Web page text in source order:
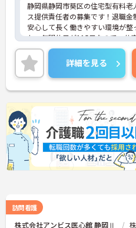
静岡県静岡市葵区の住宅型有料老
ス提供責任者の募集です！退職金
安心して長く働きやすい環境が
た、年間休日が115日なので、仕
を両立しやすい職場です♪ご興味
ポイントをお伝えしますので、お
さい。
詳細を見る
訪問看護
株式会社アンビス医心館 静岡Ⅱ